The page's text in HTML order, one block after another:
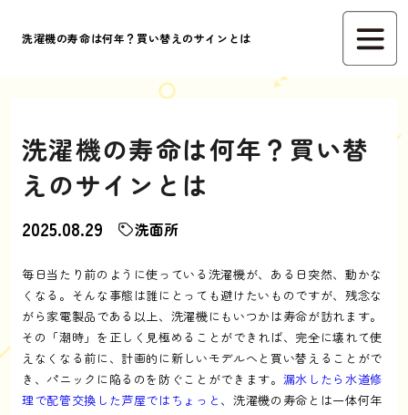
洗濯機の寿命は何年？買い替えのサインとは
洗濯機の寿命は何年？買い替
えのサインとは
2025.08.29 洗面所
毎日当たり前のように使っている洗濯機が、ある日突然、動かな
くなる。そんな事態は誰にとっても避けたいものですが、残念な
がら家電製品である以上、洗濯機にもいつかは寿命が訪れます。
その「潮時」を正しく見極めることができれば、完全に壊れて使
えなくなる前に、計画的に新しいモデルへと買い替えることがで
き、パニックに陥るのを防ぐことができます。 漏水したら水道修
理で配管交換した芦屋ではちょっと 、洗濯機の寿命とは一体何年